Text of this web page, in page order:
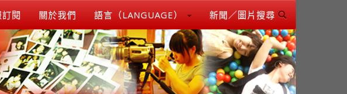
閱 關於我們 語言（LANGUAGE） 新聞／圖片搜尋